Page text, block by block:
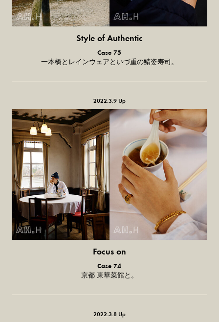
Style of Authentic
普通の服、
普通のスタイル。
Case 75
一本橋とレインウェアといづ重の鯖姿寿司。
2022.3.9 Up
Focus on
気になる服とか人とか。
Case 74
京都 東華菜館と。
2022.3.8 Up